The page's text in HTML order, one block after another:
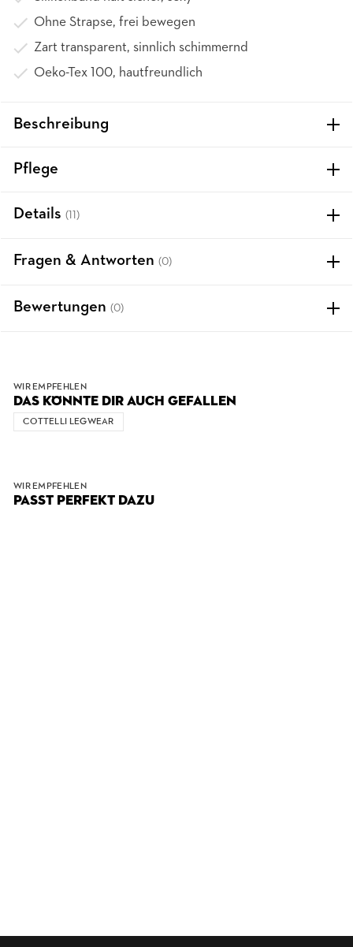
Ohne Strapse, frei bewegen
Zart transparent, sinnlich schimmernd
Oeko-Tex 100, hautfreundlich
Beschreibung
Pflege
Details (11)
Fragen & Antworten (0)
Bewertungen (0)
WIR EMPFEHLEN
DAS KÖNNTE DIR AUCH GEFALLEN
COTTELLI LEGWEAR
WIR EMPFEHLEN
PASST PERFEKT DAZU